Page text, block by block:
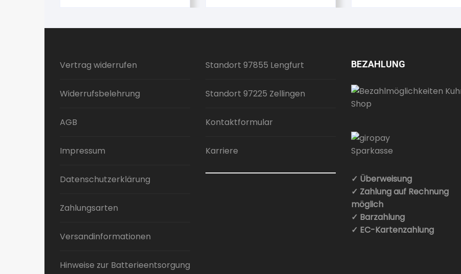
Varianten
Optionen
auf
Varianten
Optionen
auf
gewählt
Vertrag widerrufen
Widerrufsbelehrung
AGB
Impressum
Datenschutzerklärung
Zahlungsarten
Versandinformationen
Hinweise zur Batterieentsorgung
Standort 97855 Lengfurt
Standort 97225 Zellingen
Kontaktformular
Karriere
BEZAHLUNG
✓ Überweisung
✓ Zahlung auf Rechnung
möglich
✓ Barzahlung
✓ EC-Kartenzahlung